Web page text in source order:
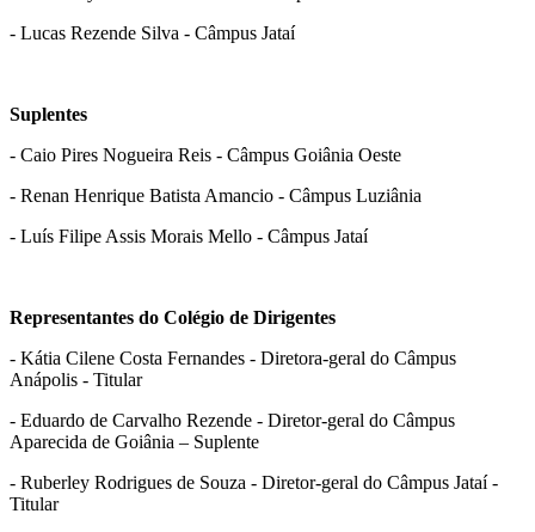
- Lucas Rezende Silva - Câmpus Jataí
Suplentes
- Caio Pires Nogueira Reis - Câmpus Goiânia Oeste
- Renan Henrique Batista Amancio - Câmpus Luziânia
- Luís Filipe Assis Morais Mello - Câmpus Jataí
Representantes do Colégio de Dirigentes
- Kátia Cilene Costa Fernandes - Diretora-geral do Câmpus
Anápolis - Titular
- Eduardo de Carvalho Rezende - Diretor-geral do Câmpus
Aparecida de Goiânia – Suplente
- Ruberley Rodrigues de Souza - Diretor-geral do Câmpus Jataí -
Titular